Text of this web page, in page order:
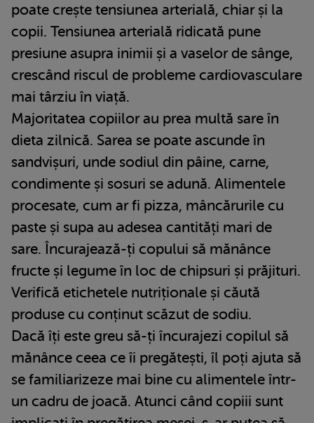
poate crește tensiunea arterială, chiar și la
copii. Tensiunea arterială ridicată pune
presiune asupra inimii și a vaselor de sânge,
crescând riscul de probleme cardiovasculare
mai târziu în viață.
Majoritatea copiilor au prea multă sare în
dieta zilnică. Sarea se poate ascunde în
sandvișuri, unde sodiul din pâine, carne,
condimente și sosuri se adună. Alimentele
procesate, cum ar fi pizza, mâncărurile cu
paste și supa au adesea cantități mari de
sare. Încurajează-ți copului să mănânce
fructe și legume în loc de chipsuri și prăjituri.
Verifică etichetele nutriționale și căută
produse cu conținut scăzut de sodiu.
Dacă îți este greu să-ți încurajezi copilul să
mănânce ceea ce îi pregătești, îl poți ajuta să
se familiarizeze mai bine cu alimentele într-
un cadru de joacă. Atunci când copiii sunt